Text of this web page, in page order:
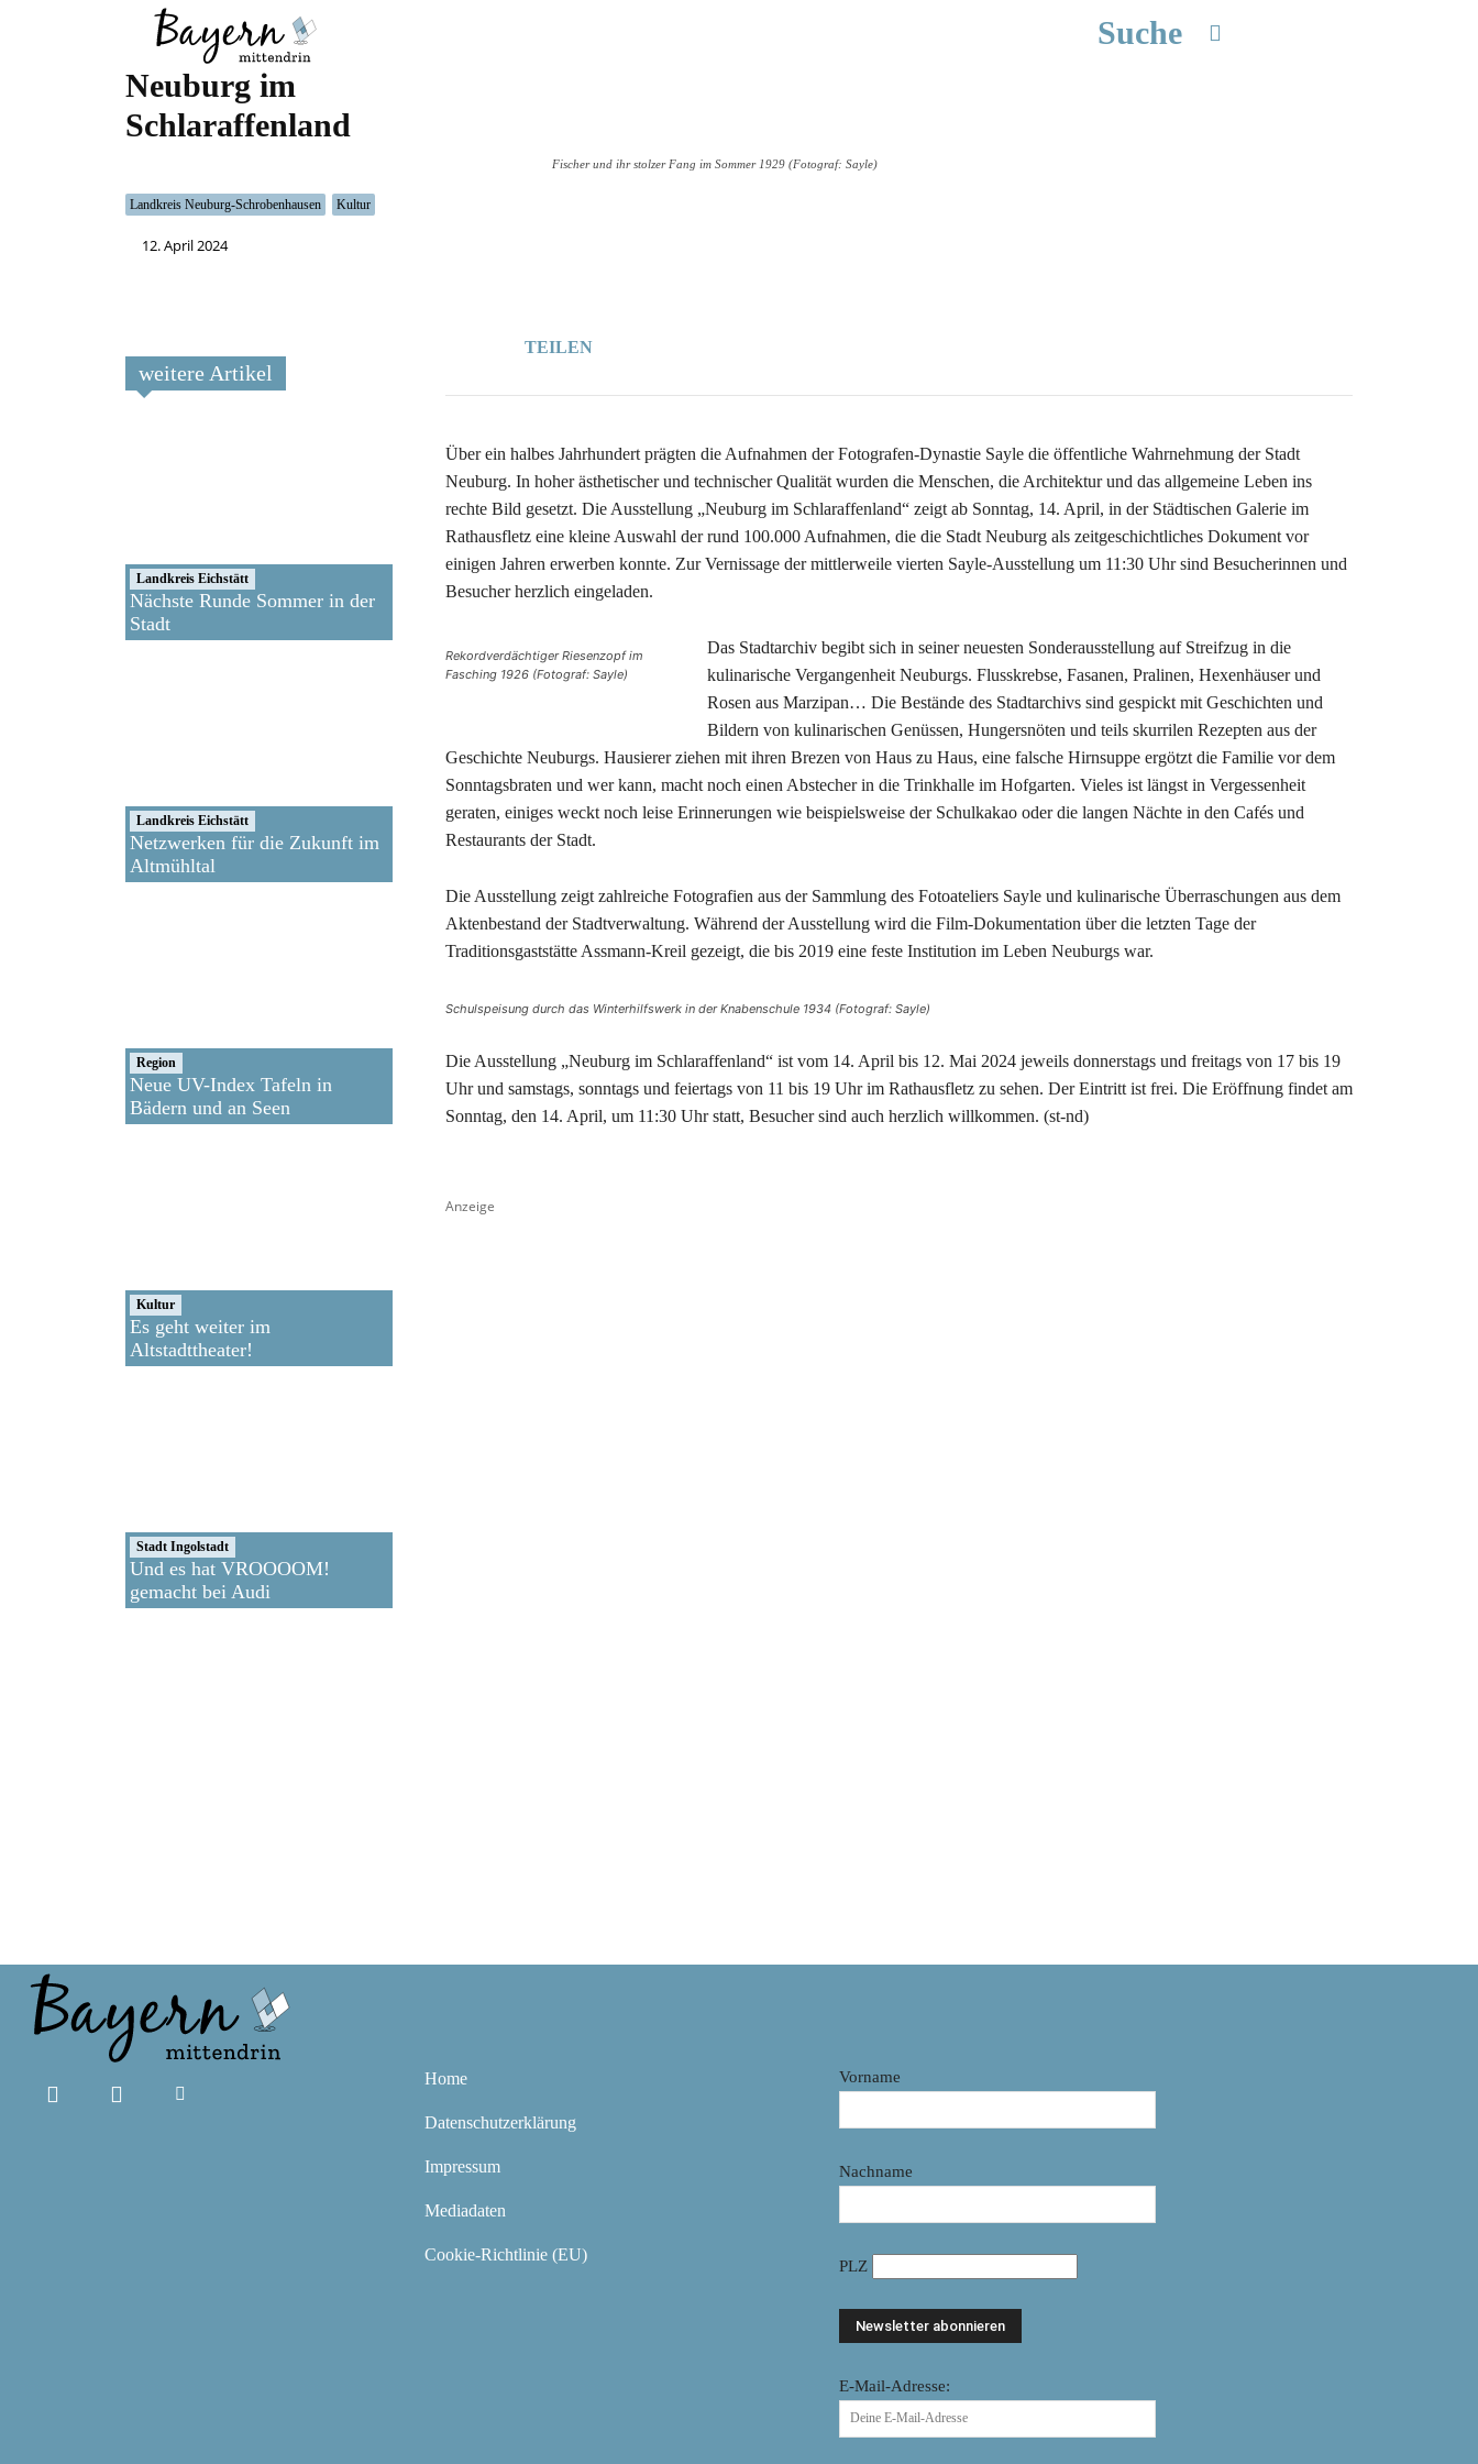
Suche
Neuburg im
Schlaraffenland
Landkreis Neuburg-Schrobenhausen Kultur
12. April 2024
Fischer und ihr stolzer Fang im Sommer 1929 (Fotograf: Sayle)
weitere Artikel
Landkreis Eichstätt
Nächste Runde Sommer in der
Stadt
Landkreis Eichstätt
Netzwerken für die Zukunft im
Altmühltal
Region
Neue UV-Index Tafeln in
Bädern und an Seen
Kultur
Es geht weiter im
Altstadttheater!
Stadt Ingolstadt
Und es hat VROOOOM!
gemacht bei Audi
TEILEN
Über ein halbes Jahrhundert prägten die Aufnahmen der Fotografen-Dynastie Sayle die öffentliche Wahrnehmung der Stadt
Neuburg. In hoher ästhetischer und technischer Qualität wurden die Menschen, die Architektur und das allgemeine Leben ins
rechte Bild gesetzt. Die Ausstellung „Neuburg im Schlaraffenland“ zeigt ab Sonntag, 14. April, in der Städtischen Galerie im
Rathausfletz eine kleine Auswahl der rund 100.000 Aufnahmen, die die Stadt Neuburg als zeitgeschichtliches Dokument vor
einigen Jahren erwerben konnte. Zur Vernissage der mittlerweile vierten Sayle-Ausstellung um 11:30 Uhr sind Besucherinnen und
Besucher herzlich eingeladen.
Rekordverdächtiger Riesenzopf im
Fasching 1926 (Fotograf: Sayle)
Das Stadtarchiv begibt sich in seiner neuesten Sonderausstellung auf Streifzug in die
kulinarische Vergangenheit Neuburgs. Flusskrebse, Fasanen, Pralinen, Hexenhäuser und
Rosen aus Marzipan… Die Bestände des Stadtarchivs sind gespickt mit Geschichten und
Bildern von kulinarischen Genüssen, Hungersnöten und teils skurrilen Rezepten aus der
Geschichte Neuburgs. Hausierer ziehen mit ihren Brezen von Haus zu Haus, eine falsche Hirnsuppe ergötzt die Familie vor dem
Sonntagsbraten und wer kann, macht noch einen Abstecher in die Trinkhalle im Hofgarten. Vieles ist längst in Vergessenheit
geraten, einiges weckt noch leise Erinnerungen wie beispielsweise der Schulkakao oder die langen Nächte in den Cafés und
Restaurants der Stadt.
Die Ausstellung zeigt zahlreiche Fotografien aus der Sammlung des Fotoateliers Sayle und kulinarische Überraschungen aus dem
Aktenbestand der Stadtverwaltung. Während der Ausstellung wird die Film-Dokumentation über die letzten Tage der
Traditionsgaststätte Assmann-Kreil gezeigt, die bis 2019 eine feste Institution im Leben Neuburgs war.
Schulspeisung durch das Winterhilfswerk in der Knabenschule 1934 (Fotograf: Sayle)
Die Ausstellung „Neuburg im Schlaraffenland“ ist vom 14. April bis 12. Mai 2024 jeweils donnerstags und freitags von 17 bis 19
Uhr und samstags, sonntags und feiertags von 11 bis 19 Uhr im Rathausfletz zu sehen. Der Eintritt ist frei. Die Eröffnung findet am
Sonntag, den 14. April, um 11:30 Uhr statt, Besucher sind auch herzlich willkommen. (st-nd)
Anzeige
Home
Datenschutzerklärung
Impressum
Mediadaten
Cookie-Richtlinie (EU)
Vorname
Nachname
PLZ
E-Mail-Adresse: